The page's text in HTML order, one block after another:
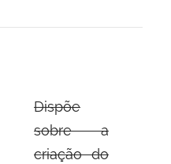
Dispõe
sobre a
criação do